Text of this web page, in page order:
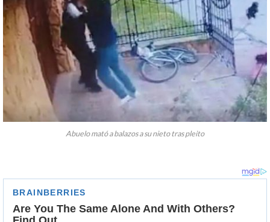
Abuelo mató a balazos a su nieto tras pleito